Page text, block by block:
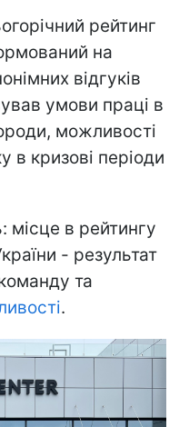
рейтинг
на
відгуків
умови праці в
можливості
в кризові періоди
місце в рейтингу
- результат
та
.